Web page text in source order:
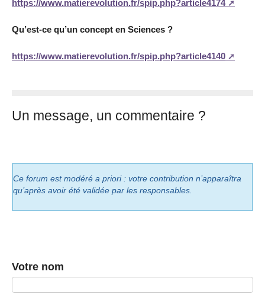
https://www.matierevolution.fr/spip.php?article4174
Qu’est-ce qu’un concept en Sciences ?
https://www.matierevolution.fr/spip.php?article4140
Un message, un commentaire ?
Ce forum est modéré a priori : votre contribution n’apparaîtra
qu’après avoir été validée par les responsables.
Votre nom